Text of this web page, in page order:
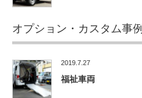
オプション・カスタム事例
2019.7.27
福祉車両